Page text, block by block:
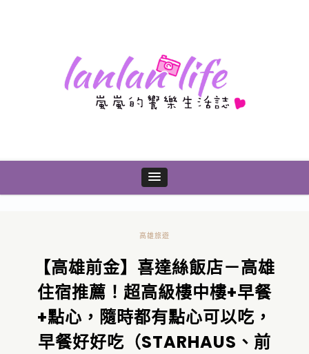
高雄旅遊
【高雄前金】喜達絲飯店－高雄
住宿推薦！超高級樓中樓+早餐
+點心，隨時都有點心可以吃，
早餐好好吃（STARHAUS、前